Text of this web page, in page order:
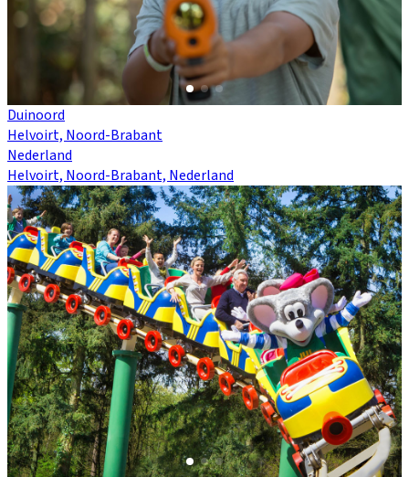
Duinoord
Helvoirt, Noord-Brabant
Nederland
Helvoirt, Noord-Brabant, Nederland